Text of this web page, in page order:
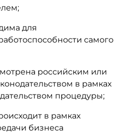
для
самого
российским или
в рамках
процедуры;
в рамках
бизнеса